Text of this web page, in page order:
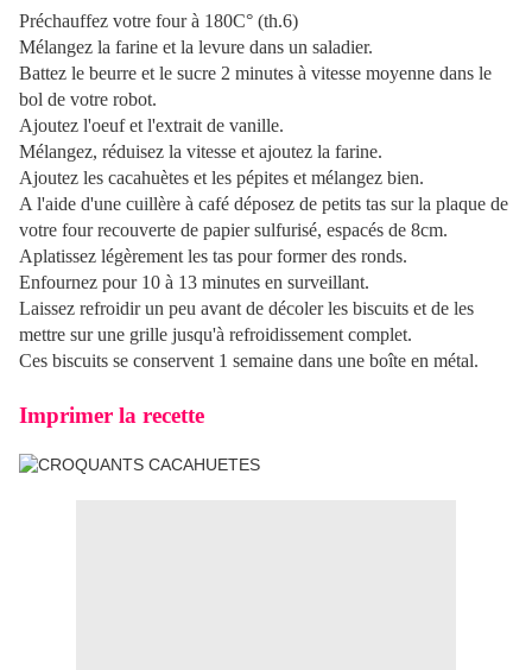
Préchauffez votre four à 180C° (th.6)
Mélangez la farine et la levure dans un saladier.
Battez le beurre et le sucre 2 minutes à vitesse moyenne dans le
bol de votre robot.
Ajoutez l'oeuf et l'extrait de vanille.
Mélangez, réduisez la vitesse et ajoutez la farine.
Ajoutez les cacahuètes et les pépites et mélangez bien.
A l'aide d'une cuillère à café déposez de petits tas sur la plaque de
votre four recouverte de papier sulfurisé, espacés de 8cm.
Aplatissez légèrement les tas pour former des ronds.
Enfournez pour 10 à 13 minutes en surveillant.
Laissez refroidir un peu avant de décoler les biscuits et de les
mettre sur une grille jusqu'à refroidissement complet.
Ces biscuits se conservent 1 semaine dans une boîte en métal.
Imprimer la recette